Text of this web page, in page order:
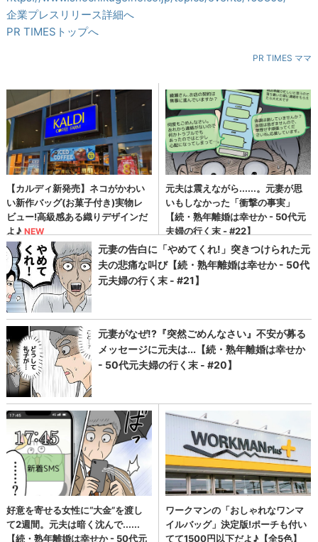
企業プレスリリース詳細へ
PR TIMESトップへ
PR TIMES ママ